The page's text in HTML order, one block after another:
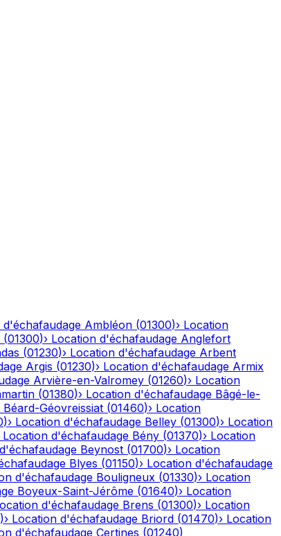
d'échafaudage Ambléon (01300)› Location
(01300)› Location d'échafaudage Anglefort
(01230)› Location d'échafaudage Arbent
Argis (01230)› Location d'échafaudage Armix
Arvière-en-Valromey (01260)› Location
(01380)› Location d'échafaudage Bâgé-le-
Béard-Géovreissiat (01460)› Location
)› Location d'échafaudage Belley (01300)› Location
Location d'échafaudage Bény (01370)› Location
Beynost (01700)› Location
Blyes (01150)› Location d'échafaudage
d'échafaudage Bouligneux (01330)› Location
Boyeux-Saint-Jérôme (01640)› Location
d'échafaudage Brens (01300)› Location
)› Location d'échafaudage Briord (01470)› Location
d'échafaudage Certines (01240)